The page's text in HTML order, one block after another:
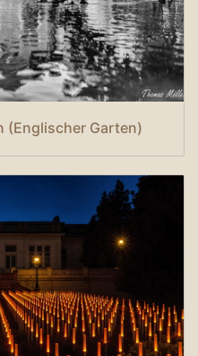
(Englischer Garten)